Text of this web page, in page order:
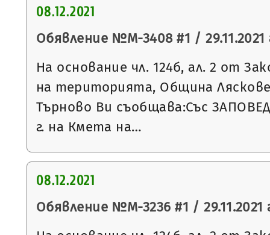
08.12.2021
Обявление №М-3408 #1 / 29.11.2021
На основание чл. 124б, ал. 2 от
на територията, Община
Търново Ви съобщава:Със
г. на Кмета на…
08.12.2021
Обявление №М-3236 #1 / 29.11.2021